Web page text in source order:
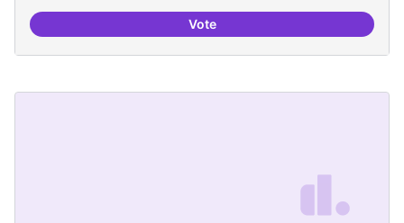
VoteProjecte Pilot - Refugi